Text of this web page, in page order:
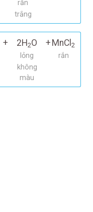
rắn
trắng
+ 2H2O + MnCl 2
lỏng
rắn
không
màu